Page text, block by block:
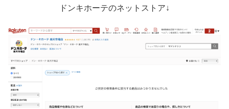
ドンキホーテのネットストア↓